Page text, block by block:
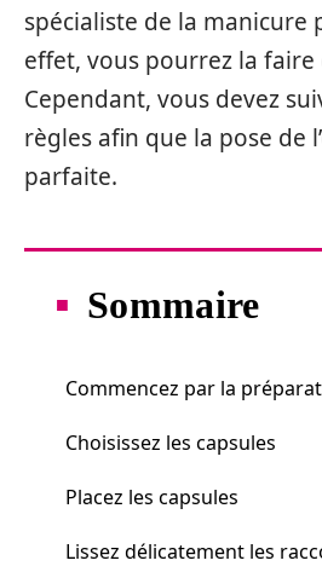
spécialiste de la manicure
effet, vous pourrez la faire
Cependant, vous devez
règles afin que la pose de
parfaite.
Sommaire
Commencez par la
Choisissez les capsules
Placez les capsules
Lissez délicatement les